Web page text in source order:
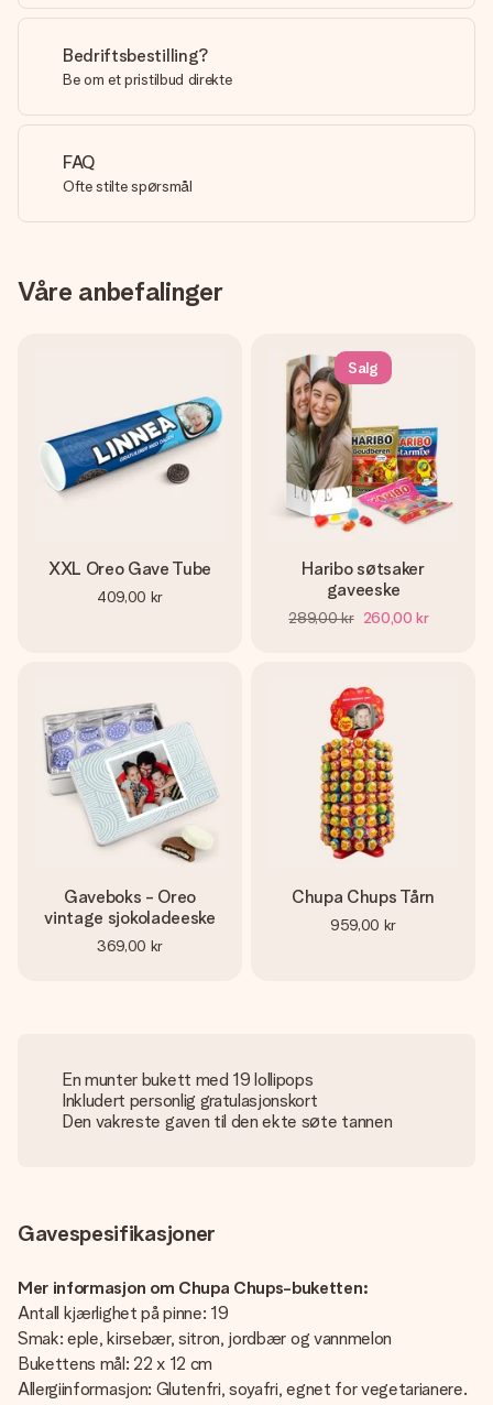
Bedriftsbestilling?
Be om et pristilbud direkte
FAQ
Ofte stilte spørsmål
Våre anbefalinger
XXL Oreo Gave Tube
409,00 kr
Salg
Haribo søtsaker
gaveeske
289,00 kr 260,00 kr
Gaveboks - Oreo
vintage sjokoladeeske
369,00 kr
Chupa Chups Tårn
959,00 kr
En munter bukett med 19 lollipops
Inkludert personlig gratulasjonskort
Den vakreste gaven til den ekte søte tannen
Gavespesifikasjoner
Mer informasjon om Chupa Chups-buketten:
Antall kjærlighet på pinne: 19
Smak: eple, kirsebær, sitron, jordbær og vannmelon
Bukettens mål: 22 x 12 cm
Allergiinformasjon: Glutenfri, soyafri, egnet for vegetarianere.